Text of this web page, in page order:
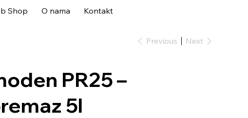
Shop O nama Kontakt
Previous Next
PR25 –
5l